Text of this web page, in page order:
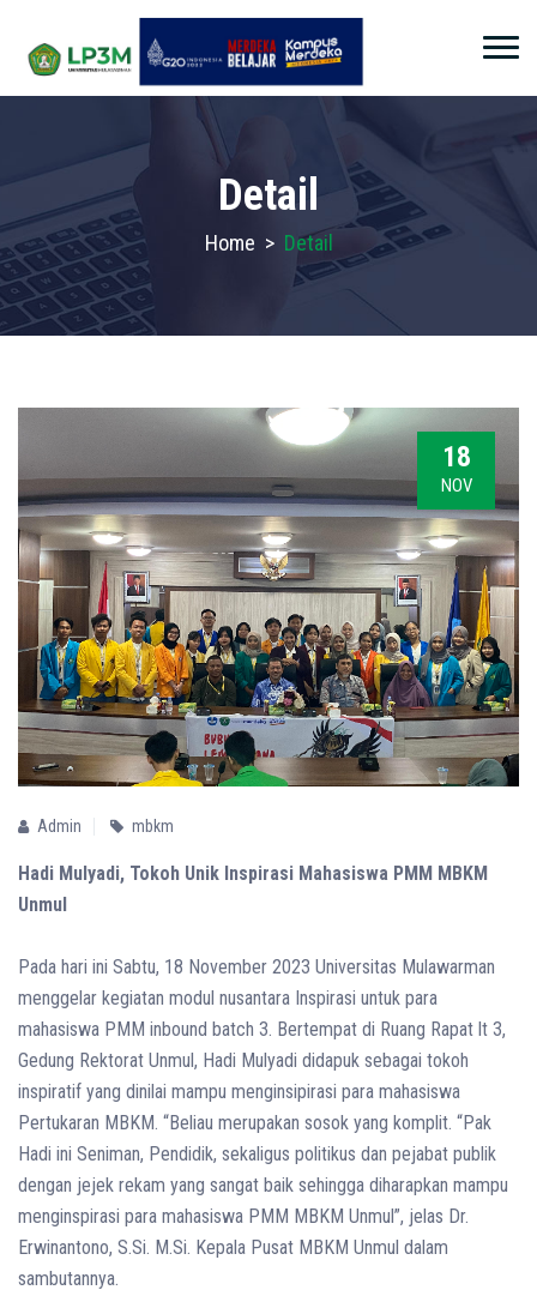
Detail
Home > Detail
18
NOV
Admin mbkm
Hadi Mulyadi, Tokoh Unik Inspirasi Mahasiswa PMM MBKM
Unmul
Pada hari ini Sabtu, 18 November 2023 Universitas Mulawarman
menggelar kegiatan modul nusantara Inspirasi untuk para
mahasiswa PMM inbound batch 3. Bertempat di Ruang Rapat lt 3,
Gedung Rektorat Unmul, Hadi Mulyadi didapuk sebagai tokoh
inspiratif yang dinilai mampu menginsipirasi para mahasiswa
Pertukaran MBKM. “Beliau merupakan sosok yang komplit. “Pak
Hadi ini Seniman, Pendidik, sekaligus politikus dan pejabat publik
dengan jejek rekam yang sangat baik sehingga diharapkan mampu
menginspirasi para mahasiswa PMM MBKM Unmul”, jelas Dr.
Erwinantono, S.Si. M.Si. Kepala Pusat MBKM Unmul dalam
sambutannya.